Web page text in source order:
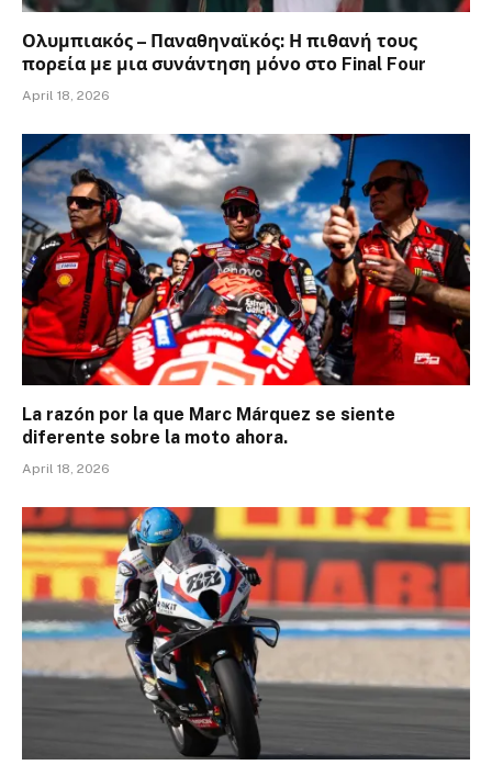
Ολυμπιακός – Παναθηναϊκός: Η πιθανή τους
πορεία με μια συνάντηση μόνο στο Final Four
April 18, 2026
La razón por la que Marc Márquez se siente
diferente sobre la moto ahora.
April 18, 2026